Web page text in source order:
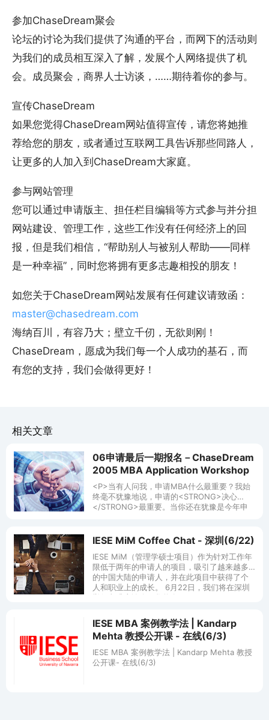
参加ChaseDream聚会
论坛的讨论为我们提供了沟通的平台，而网下的活动则
为我们的成员相互深入了解，发展个人网络提供了机
会。成员聚会，商界人士访谈，……期待着你的参与。
宣传ChaseDream
如果您觉得ChaseDream网站值得宣传，请您将她推
荐给您的朋友，或者通过互联网工具告诉那些同路人，
让更多的人加入到ChaseDream大家庭。
参与网站管理
您可以通过申请版主、担任栏目编辑等方式参与并分担
网站建设、管理工作，这些工作没有任何经济上的回
报，但是我们相信，“帮助别人与被别人帮助——同样
是一种幸福”，同时您将拥有更多志趣相投的朋友！
如您关于ChaseDream网站发展有任何建议请致函：
master@chasedream.com
海纳百川，有容乃大；壁立千仞，无欲则刚！
ChaseDream，愿成为我们每一个人成功的基石，而
有您的支持，我们会做得更好！
相关文章
06申请最后一期报名－ChaseDream
2005 MBA Application Workshop
<P>当有人问我，申请MBA什么最重要？我始
终毫不犹豫地说，申请的<STRONG>决心
</STRONG>最重要。当你还在犹豫是今年申
候，当你没有足够的时间精力与别人交流你的
essay素材的时候，你的dream school已经向
你关上了大门。真正的决心才能让我们全情地
投入！</P> <P>寻找一个优秀的团队，寻找一
群同自己一样坚定的人，欢迎加入我们第四期
workshop，让我们一起经历彩虹之前的风雨！
IESE MiM Coffee Chat - 深圳(6/22)
IESE MiM（管理学硕士项目）作为针对工作年
限低于两年的申请人的项目，吸引了越来越多
的中国大陆的申请人，并在此项目中获得了个
人和职业上的成长。 6月22日，我们将在深圳
举行咖啡座谈会，您将有
IESE MBA 案例教学法 | Kandarp
Mehta 教授公开课 - 在线(6/3)
IESE MBA 案例教学法 | Kandarp Mehta 教授
公开课- 在线(6/3)